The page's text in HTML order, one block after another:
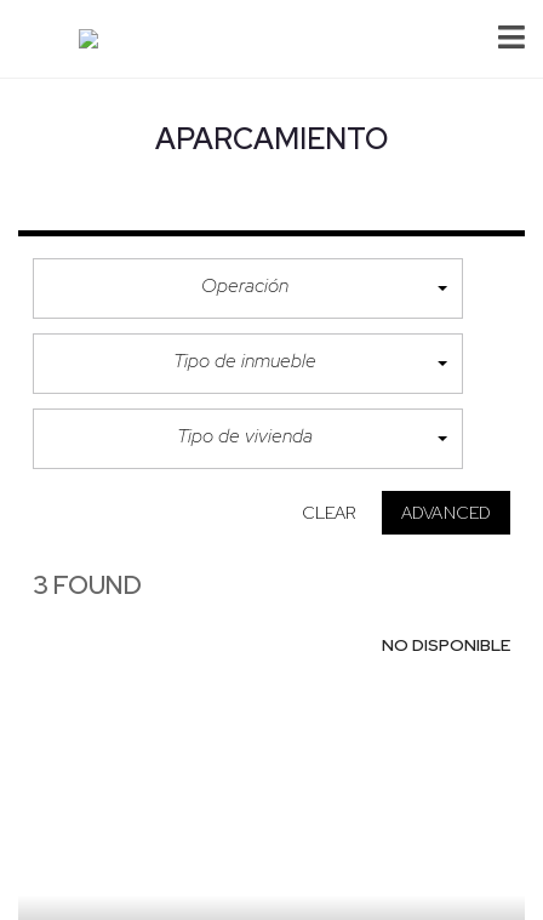
APARCAMIENTO
Operación
Tipo de inmueble
Tipo de vivienda
CLEAR ADVANCED
3 FOUND
NO DISPONIBLE